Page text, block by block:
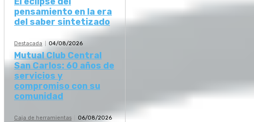
pensamiento en la era
del saber sintetizado
Destacada 04/08/2026
Mutual Club Central
San Carlos: 60 años de
servicios y
compromiso con su
comunidad
Caja de herramientas 06/08/2026